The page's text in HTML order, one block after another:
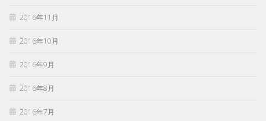
2016年11月
2016年10月
2016年9月
2016年8月
2016年7月